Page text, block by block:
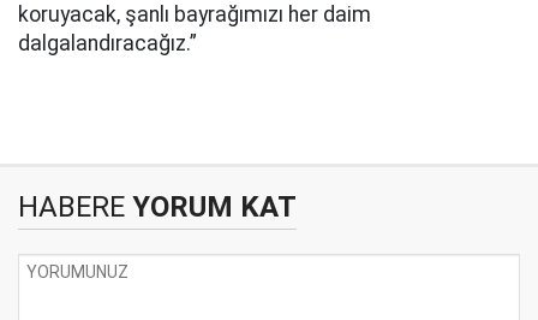
koruyacak, şanlı bayrağımızı her daim
dalgalandıracağız.”
HABERE YORUM KAT